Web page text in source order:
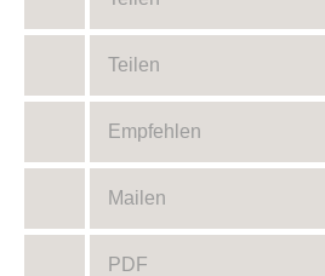
Teilen
Empfehlen
Mailen
PDF